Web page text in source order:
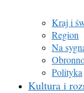
Kraj i
Region
Na
Polityka
Kultura i